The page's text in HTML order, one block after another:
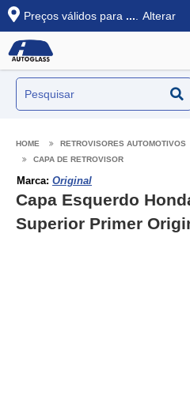
Preços válidos para ... Alterar
RETROVISORES AUTOMOTIVOS
CAPA DE RETROVISOR
Marca: Original
Capa Esquerdo
Superior Primer